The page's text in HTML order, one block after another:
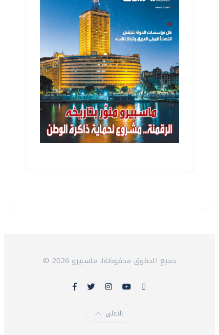
© 2026 جميع الحقوق محفوظةلـ ماسبيرو
للاعلى